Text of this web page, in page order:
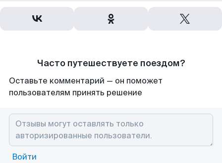
Часто путешествуете поездом?
Оставьте комментарий — он поможет
пользователям принять решение
Войти